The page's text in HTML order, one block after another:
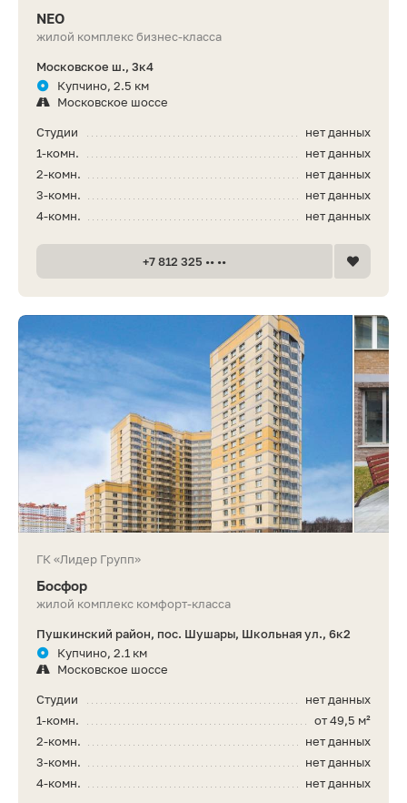
NEO
жилой комплекс бизнес-класса
Московское ш., 3к4
Купчино, 2.5 км
Московское шоссе
нет данных
Студии
нет данных
1-комн.
нет данных
2-комн.
нет данных
3-комн.
нет данных
4-комн.
+7 812 325 •• ••
ГК «Лидер Групп»
Босфор
жилой комплекс комфорт-класса
Пушкинский район, пос. Шушары, Школьная ул., 6к2
Купчино, 2.1 км
Московское шоссе
нет данных
Студии
от 49,5 м²
1-комн.
нет данных
2-комн.
нет данных
3-комн.
нет данных
4-комн.